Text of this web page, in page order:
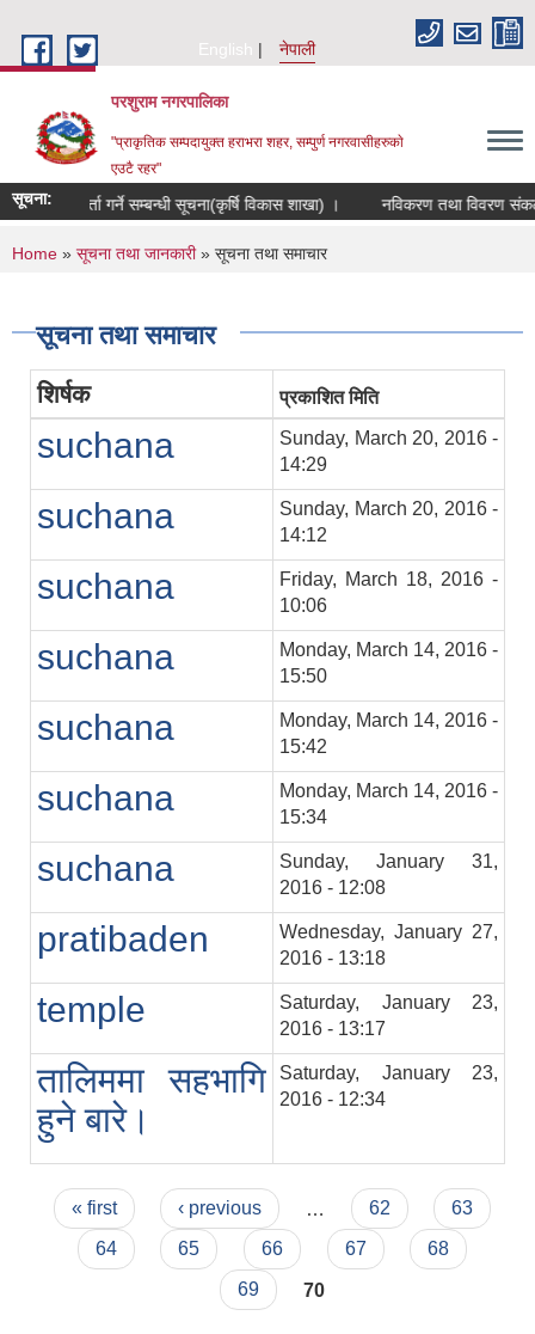
English
नेपाली
परशुराम नगरपालिका
"प्राकृतिक सम्पदायुक्त हराभरा शहर, सम्पुर्ण नगरवासीहरुकाे
एउटै रहर"
सूचना:
समूह दर्ता गर्ने सम्बन्धी सूचना(कृर्षि विकास शाखा) । नविकरण तथा विवरण संकलन
You are here
Home » सूचना तथा जानकारी» सूचना तथा समाचार
सूचना तथा समाचार
शिर्षक प्रकाशित मिति
suchana
Sunday, March 20, 2016 -
14:29
suchana
Sunday, March 20, 2016 -
14:12
suchana
Friday, March 18, 2016 -
10:06
suchana
Monday, March 14, 2016 -
15:50
suchana
Monday, March 14, 2016 -
15:42
suchana
Monday, March 14, 2016 -
15:34
suchana
Sunday, January 31,
2016 - 12:08
pratibaden
Wednesday, January 27,
2016 - 13:18
temple
Saturday, January 23,
2016 - 13:17
तालिममा सहभागि
हुने बारे।
Saturday, January 23,
2016 - 12:34
Pages
« first ‹ previous 62
63
64
65 66 67
68
69
70